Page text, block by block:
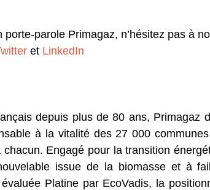
porte-parole Primagaz, n’hésitez pas à
et LinkedIn
depuis plus de 80 ans, Primagaz
à la vitalité des 27 000
Engagé pour la transition
issue de la biomasse et à
Platine par EcoVadis, la